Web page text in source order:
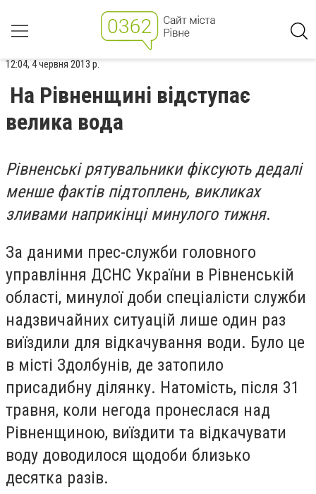
12:04, 4 червня 2013 р.
На Рівненщині відступає
велика вода
Рівненські рятувальники фіксують дедалі
менше фактів підтоплень, викликах
зливами наприкінці минулого тижня.
За даними прес-служби головного
управління ДСНС України в Рівненській
області, минулої доби спеціалісти служби
надзвичайних ситуацій лише один раз
виїздили для відкачування води. Було це
в місті Здолбунів, де затопило
присадибну ділянку. Натомість, після 31
травня, коли негода пронеслася над
Рівненщиною, виїздити та відкачувати
воду доводилося щодоби близько
десятка разів.